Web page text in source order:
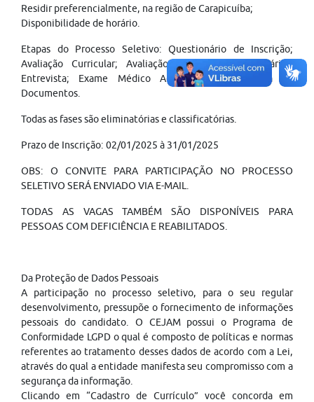
Residir preferencialmente, na região de Carapicuíba;
Disponibilidade de horário.
Etapas do Processo Seletivo: Questionário de Inscrição;
Avaliação Curricular; Avaliação Técnica (se necessário),
Entrevista; Exame Médico Admissional e Entrega de
Documentos.
Todas as fases são eliminatórias e classificatórias.
Prazo de Inscrição: 02/01/2025 à 31/01/2025
OBS: O CONVITE PARA PARTICIPAÇÃO NO PROCESSO
SELETIVO SERÁ ENVIADO VIA E-MAIL.
TODAS AS VAGAS TAMBÉM SÃO DISPONÍVEIS PARA
PESSOAS COM DEFICIÊNCIA E REABILITADOS.
Da Proteção de Dados Pessoais
A participação no processo seletivo, para o seu regular
desenvolvimento, pressupõe o fornecimento de informações
pessoais do candidato. O CEJAM possui o Programa de
Conformidade LGPD o qual é composto de políticas e normas
referentes ao tratamento desses dados de acordo com a Lei,
através do qual a entidade manifesta seu compromisso com a
segurança da informação.
Clicando em “Cadastro de Currículo” você concorda em